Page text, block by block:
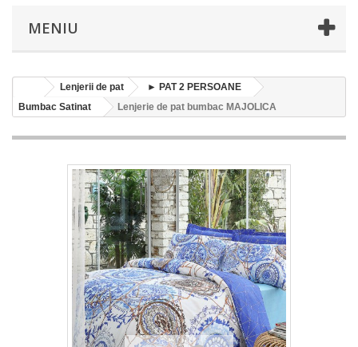
MENIU
Lenjerii de pat
► PAT 2 PERSOANE
Bumbac Satinat
Lenjerie de pat bumbac MAJOLICA